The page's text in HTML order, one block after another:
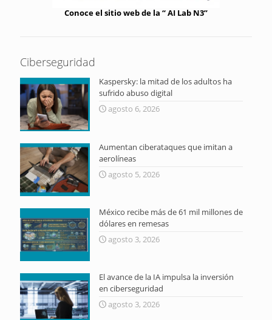
Conoce el sitio web de la “ AI Lab N3”
Ciberseguridad
Kaspersky: la mitad de los adultos ha
sufrido abuso digital
agosto 6, 2026
Aumentan ciberataques que imitan a
aerolíneas
agosto 5, 2026
México recibe más de 61 mil millones de
dólares en remesas
agosto 3, 2026
El avance de la IA impulsa la inversión
en ciberseguridad
agosto 3, 2026